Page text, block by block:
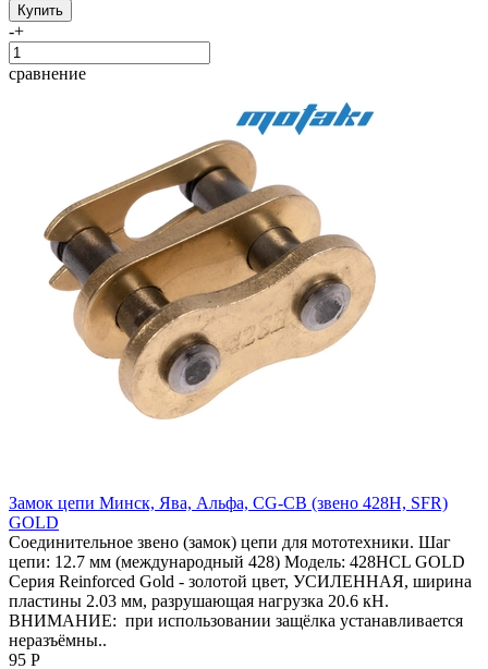
-+
сравнение
Замок цепи Минск, Ява, Альфа, CG-CB (звено 428H, SFR)
GOLD
Соединительное звено (замок) цепи для мототехники. Шаг
цепи: 12.7 мм (международный 428) Модель: 428HCL GOLD
Серия Reinforced Gold - золотой цвет, УСИЛЕННАЯ, ширина
пластины 2.03 мм, разрушающая нагрузка 20.6 кН.
ВНИМАНИЕ: при использовании защёлка устанавливается
неразъёмны..
95 Р